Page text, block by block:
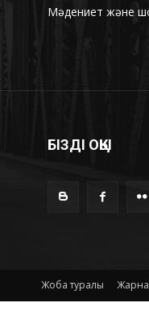
Мәдениет және
БІЗДІ ОҚЫ
Жоба туралы